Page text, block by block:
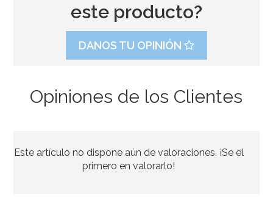
4,65€
este producto?
DANOS TU OPINIÓN
Opiniones de los Clientes
Este artículo no dispone aún de valoraciones. ¡Se el
primero en valorarlo!